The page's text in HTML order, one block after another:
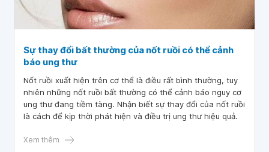
Sự thay đổi bất thường của nốt ruồi có thể cảnh
báo ung thư
Nốt ruồi xuất hiện trên cơ thể là điều rất bình thường, tuy
nhiên những nốt ruồi bất thường có thể cảnh báo nguy cơ
ung thư đang tiềm tàng. Nhận biết sự thay đổi của nốt ruồi
là cách để kịp thời phát hiện và điều trị ung thư hiệu quả.
Xem thêm